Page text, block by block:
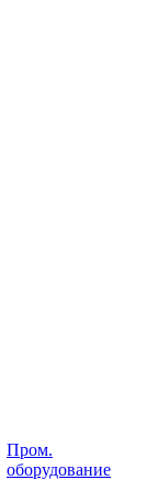
Пром.
оборудование